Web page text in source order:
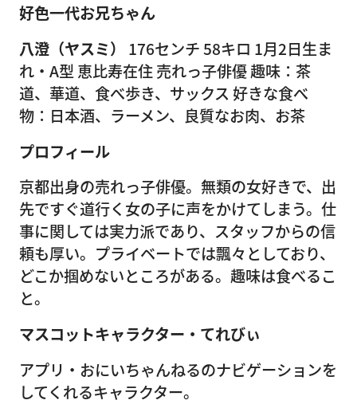
好色一代お兄ちゃん
八澄（ヤスミ）
176センチ 58キロ 1月2日生ま
れ・A型 恵比寿在住 売れっ子俳優 趣味：茶
道、華道、食べ歩き、サックス 好きな食べ
物：日本酒、ラーメン、良質なお肉、お茶
プロフィール
京都出身の売れっ子俳優。無類の女好きで、出
先ですぐ道行く女の子に声をかけてしまう。仕
事に関しては実力派であり、スタッフからの信
頼も厚い。プライベートでは飄々としており、
どこか掴めないところがある。趣味は食べるこ
と。
マスコットキャラクター・てれびぃ
アプリ・おにいちゃんねるのナビゲーションを
してくれるキャラクター。